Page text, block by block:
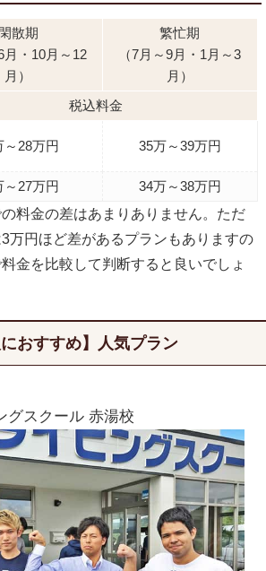
閑散期
月・10月～12
月）
繁忙期
（7月～9月・1月～3
月）
税込料金
～28万円 35万～39万円
～27万円
34万～38万円
料金の差はあまりありません。ただ
万円ほど差があるプランもありますの
金を比較して判断すると良いでしょ
におすすめ】人気プラン
グスクール 赤湯校